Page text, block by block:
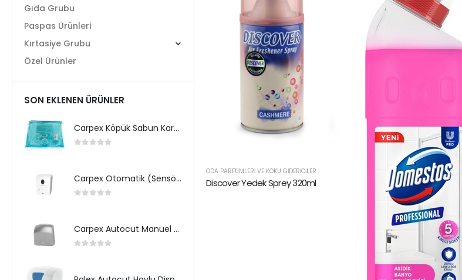
ODA PARFÜMLERI VE KOKU GIDERICILER
Discover Yedek Sprey 320ml
Gıda Grubu
Paspas Ürünleri
Kırtasiye Grubu
Özel Ürünler
SON EKLENEN ÜRÜNLER
Carpex Köpük Sabun Kartuş
Carpex Otomatik (Sensörlü) Köpük Sabun Dispenseri
Carpex Autocut Manuel Havlu Dispenseri